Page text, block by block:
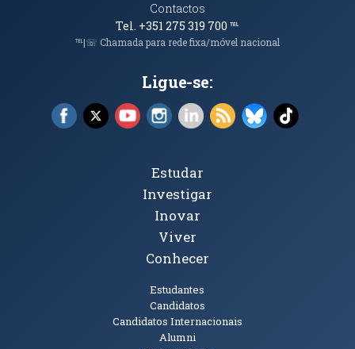
Contactos
Tel. +351 275 319 700℡
℡|☏ Chamada para rede fixa/móvel nacional
Ligue-se:
Facebook (abre em nova janela)
X (abre em nova janela)
YouTube (abre em nova janela)
Instagram (abre em nova janela)
LinkedIn (abre em nova
RSS (abre em nova
Bluesky (abre
TikTok
Tópicos Principais
Estudar
Investigar
Inovar
Viver
Conhecer
Estudantes
Candidatos
Candidatos Internacionais
Alumni